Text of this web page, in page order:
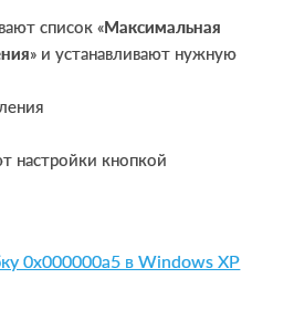
список «Максимальная
» и устанавливают нужную
настройки кнопкой
0x000000a5 в Windows XP